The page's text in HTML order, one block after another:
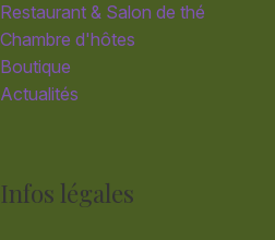
Restaurant & Salon de thé
Chambre d'hôtes
Boutique
Actualités
Infos légales